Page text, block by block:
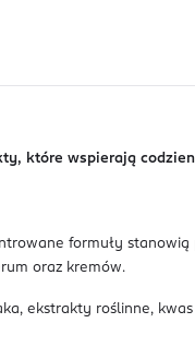
które wspierają
formuły
oraz kremów.
ekstrakty roślinne,